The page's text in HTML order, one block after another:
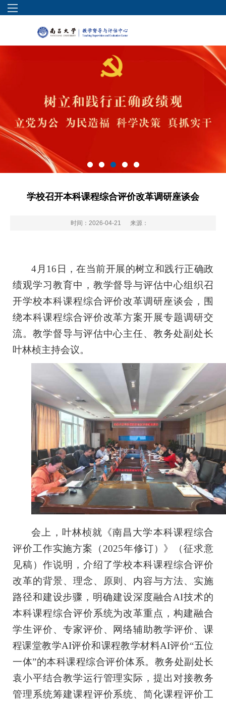
学校召开本科课程综合评价改革调研座谈会
时间：2026-04-21 来源：
4月16日，在当前开展的树立和践行正确政
绩观学习教育中，教学督导与评估中心组织召
开学校本科课程综合评价改革调研座谈会，围
绕本科课程综合评价改革方案开展专题调研交
流。 教学督导与评估中心主任、教务处副处长
叶林桢主持会议。
会上，叶林桢就《南昌大学本科课程综合
评价工作实施方案（2025年修订）》（征求意
见稿）作说明，介绍了学校本科课程综合评价
改革的背景、理念、原则、内容与方法、实施
路径和建设步骤，明确建设深度融合AI技术的
本科课程综合评价系统为改革重点，构建融合
学生评价、专家评价、网络辅助教学评价、课
程课堂教学AI评价和课程教学材料AI评价“五位
一体”的本科课程综合评价体系。教务处副处长
袁小平结合教学运行管理实际，提出对接教务
管理系统筹建课程评价系统、简化课程评价工